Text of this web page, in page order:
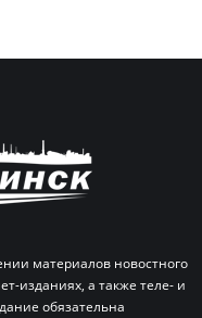
материалов новостного
изданиях, а также теле- и
обязательна